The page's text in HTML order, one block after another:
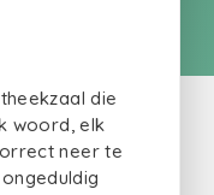
die
woord, elk
neer te